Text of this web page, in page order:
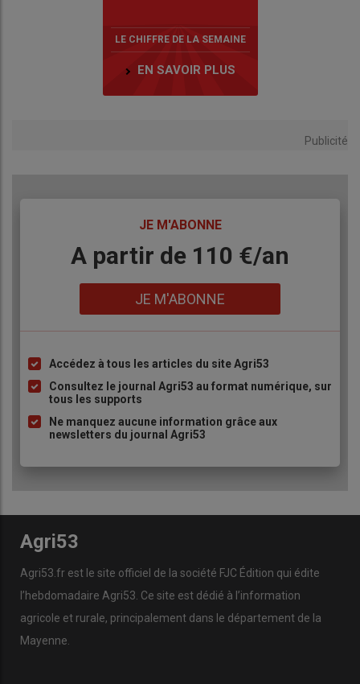
LE CHIFFRE DE LA SEMAINE
EN SAVOIR PLUS
Publicité
JE M'ABONNE
BodyA partir de 110 €/an
JE M'ABONNE
Liste
à
puce
Accédez à tous les articles du site Agri53
Consultez le journal Agri53 au format numérique, sur
tous les supports
Ne manquez aucune information grâce aux
newsletters du journal Agri53
Agri53
Agri53.fr est le site officiel de la société FJC Édition qui édite
l’hebdomadaire Agri53. Ce site est dédié à l’information
agricole et rurale, principalement dans le département de la
Mayenne.